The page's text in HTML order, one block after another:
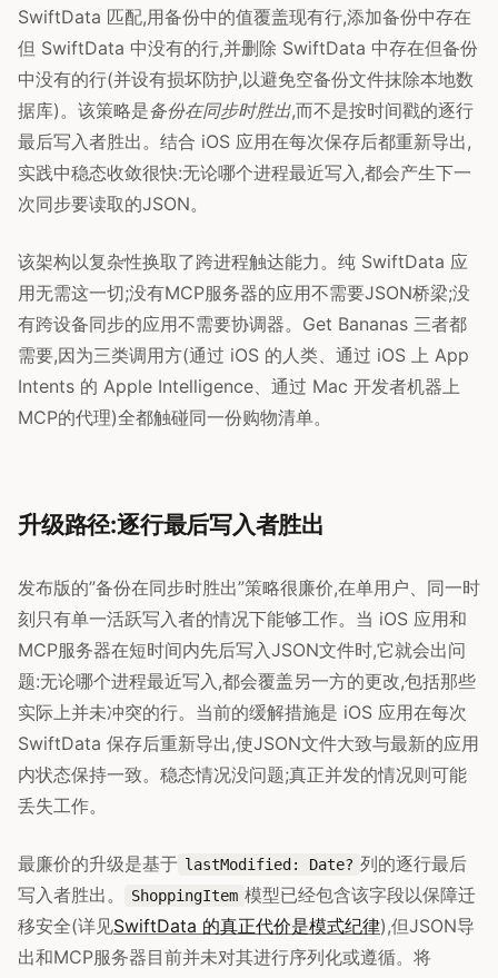
SwiftData 匹配,用备份中的值覆盖现有行,添加备份中存在
但 SwiftData 中没有的行,并删除 SwiftData 中存在但备份
中没有的行(并设有损坏防护,以避免空备份文件抹除本地数
据库)。该策略是备份在同步时胜出,而不是按时间戳的逐行
最后写入者胜出。结合 iOS 应用在每次保存后都重新导出,
实践中稳态收敛很快:无论哪个进程最近写入,都会产生下一
次同步要读取的JSON。
该架构以复杂性换取了跨进程触达能力。纯 SwiftData 应
用无需这一切;没有MCP服务器的应用不需要JSON桥梁;没
有跨设备同步的应用不需要协调器。Get Bananas 三者都
需要,因为三类调用方(通过 iOS 的人类、通过 iOS 上 App
Intents 的 Apple Intelligence、通过 Mac 开发者机器上
MCP的代理)全都触碰同一份购物清单。
升级路径:逐行最后写入者胜出
发布版的”备份在同步时胜出”策略很廉价,在单用户、同一时
刻只有单一活跃写入者的情况下能够工作。当 iOS 应用和
MCP服务器在短时间内先后写入JSON文件时,它就会出问
题:无论哪个进程最近写入,都会覆盖另一方的更改,包括那些
实际上并未冲突的行。当前的缓解措施是 iOS 应用在每次
SwiftData 保存后重新导出,使JSON文件大致与最新的应用
内状态保持一致。稳态情况没问题;真正并发的情况则可能
丢失工作。
最廉价的升级是基于 lastModified: Date? 列的逐行最后
写入者胜出。
ShoppingItem 模型已经包含该字段以保障迁
移安全(详见SwiftData 的真正代价是模式纪律),但JSON导
出和MCP服务器目前并未对其进行序列化或遵循。将